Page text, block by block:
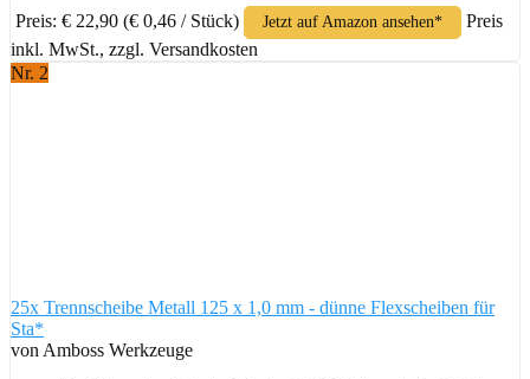
Preis: € 22,90 (€ 0,46 / Stück) Jetzt auf Amazon ansehen*
Preis
inkl. MwSt., zzgl. Versandkosten
Nr. 2
25x Trennscheibe Metall 125 x 1,0 mm - dünne Flexscheiben für
Sta*
von Amboss Werkzeuge